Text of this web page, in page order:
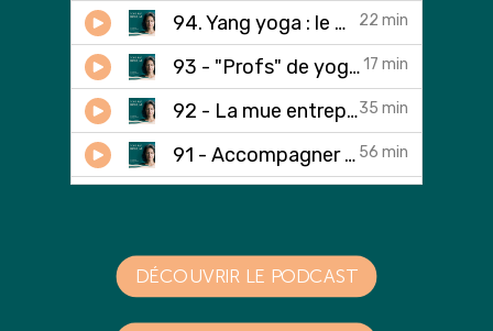
DÉCOUVRIR LE PODCAST